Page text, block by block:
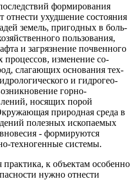
формирования
отнести ухудшение состояния
земель, пригодных в боль­
пользования,
и загрязнение почвенно­го
процессов, изменение со­
слагающих основания тех­
и гидрогео­
горно-
носящих порой
природ­ная среда в
полезных ископаемых
- формируются
техногенные системы.
практика, к объектам особенно
нужно отнести